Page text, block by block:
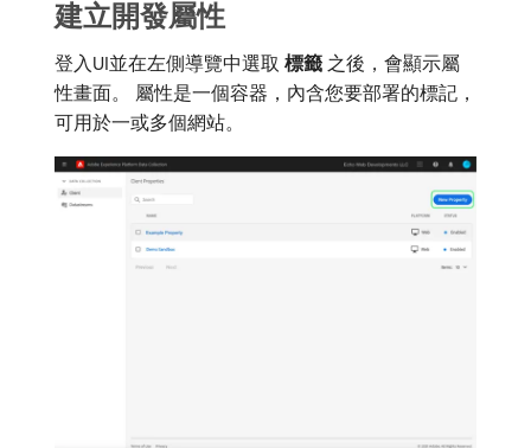
建立開發屬性
登入UI並在左側導覽中選取​ 標籤 ​之後，會顯示屬
性畫面。 屬性是一個容器，內含您要部署的標記，
可用於一或多個網站。